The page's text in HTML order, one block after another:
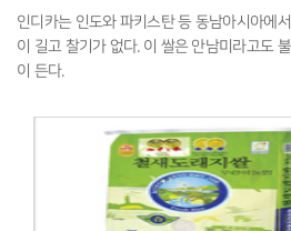
인디카는 인도와 파키스탄 등 동남아시아에
이 길고 찰기가 없다. 이 쌀은 안남미라고도
이 든다.